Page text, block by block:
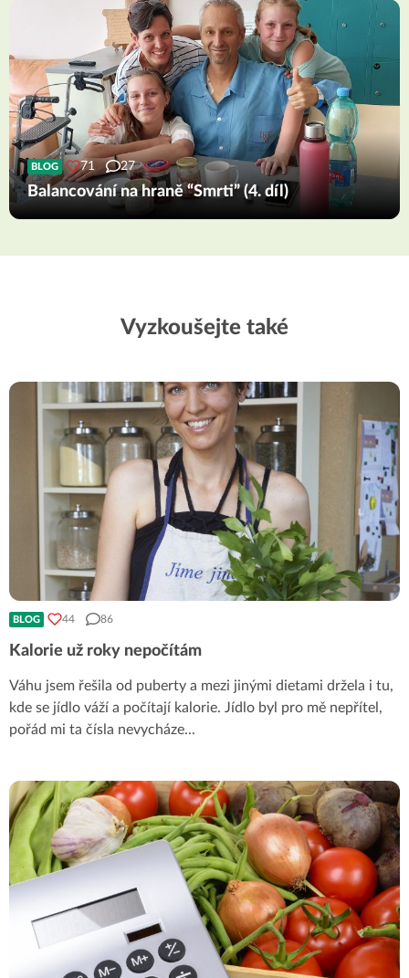
BLOG 71 27
Balancování na hraně “Smrti” (4. díl)
Vyzkoušejte také
BLOG 44 86
Kalorie už roky nepočítám
Váhu jsem řešila od puberty a mezi jinými dietami držela i tu,
kde se jídlo váží a počítají kalorie. Jídlo byl pro mě nepřítel,
pořád mi ta čísla nevycháze...